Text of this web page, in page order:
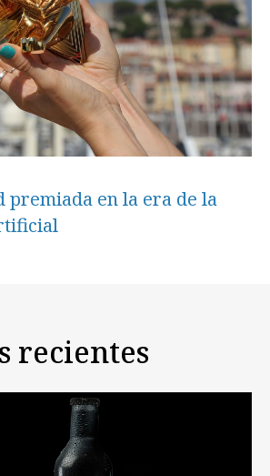
premiada en la era de la
recientes